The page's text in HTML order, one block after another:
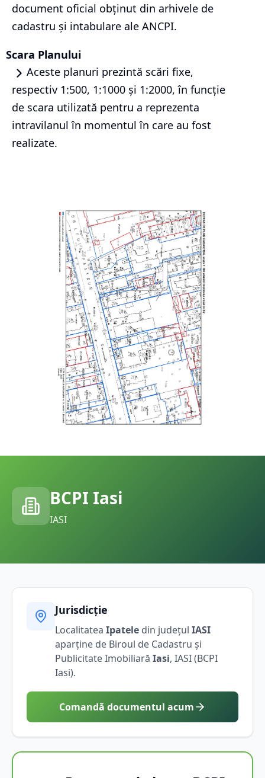
document oficial obținut din arhivele de
cadastru și intabulare ale ANCPI.
Scara Planului
Aceste planuri prezintă scări fixe,
respectiv 1:500, 1:1000 și 1:2000, în funcție
de scara utilizată pentru a reprezenta
intravilanul în momentul în care au fost
realizate.
BCPI Iasi
IASI
Jurisdicție
Localitatea Ipatele din județul IASI
aparține de Biroul de Cadastru și
Publicitate Imobiliară Iasi, IASI(BCPI
Iasi).
Comandă documentul acum